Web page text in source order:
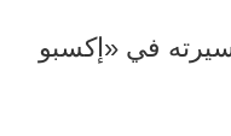
في «إكسبو